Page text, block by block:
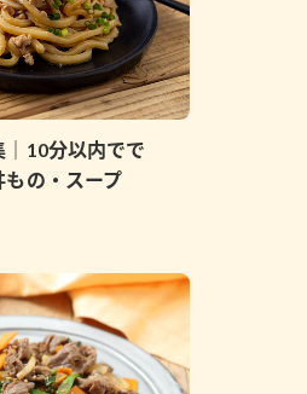
ュアル ミツカンのCM
10分以内でで
もの・スープ